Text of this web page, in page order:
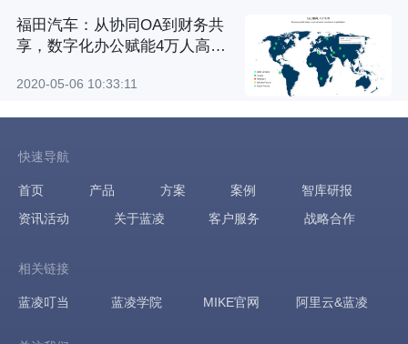
福田汽车：从协同OA到财务共
享，数字化办公赋能4万人高效
2020-05-06 10:33:11
快速导航
首页 产品 方案 案例
智库研报
资讯活动
关于蓝凌 客户服务 战略合作
相关链接
蓝凌叮当 蓝凌学院 MIKE官网 阿里云&蓝凌